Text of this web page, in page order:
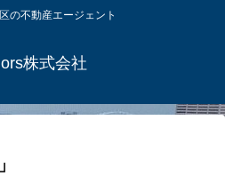
の不動産エージェント
株式会社